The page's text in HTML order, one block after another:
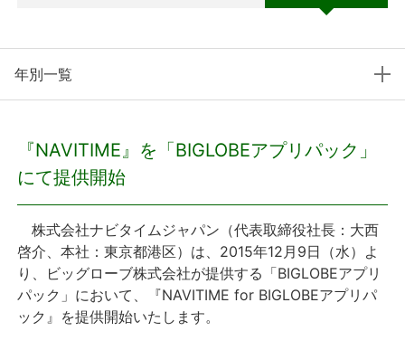
プレスリリース
プレスリリース
おしらせ
サービス
年別一覧
『NAVITIME』を「BIGLOBEアプリパック」
にて提供開始
株式会社ナビタイムジャパン（代表取締役社長：大西
啓介、本社：東京都港区）は、2015年12月9日（水）よ
り、ビッグローブ株式会社が提供する「BIGLOBEアプリ
パック」において、『NAVITIME for BIGLOBEアプリパ
ック』を提供開始いたします。